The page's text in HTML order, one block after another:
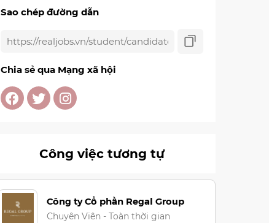
Sao chép đường dẫn
Chia sẻ qua Mạng xã hội
Công việc tương tự
Công ty Cổ phần Regal Group
Chuyên Viên - Toàn thời gian